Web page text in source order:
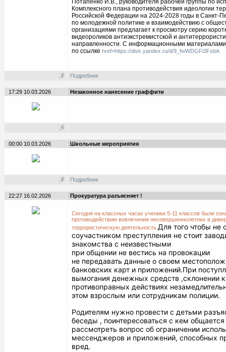
Потапенко И.В., руководителя рабочей группы по
Комплексного плана противодействия идеологии
Российской Федерации на 2024-2028 годы в Санкт-
по молодежной политике и взаимодействию с
организациями предлагает к просмотру серию
видеороликов антиэкстремистской и
направленности. С информационными
по ссылке href=https://disk.yandex.ru/d/9_fwWDGFi3FsbA
Подробнее
17:29 10.03.2026 Незаконное нанесение граффити
00:00 10.03.2026 Школьные мероприятия
Подробнее
22:27 16.02.2026 Прокуратура разъясняет !
Сегодня на классных часах ученики 5-11 классов были
противодействию вовлечения несовершеннолетних в
террористическую деятельность. Для того чтобы не
соучастником преступления не стоит
знакомства с неизвестными
при общении не вестись на провокации
не передавать данные о своем
банковских карт и приложений.При
вымогания денежных средств ,склонении к
противоправных действиях
этом взрослым или сотрудникам полиции.
Родителям нужно провести с детьми
беседы , поинтересоваться с кем
рассмотреть вопрос об ограничении
мессенджеров и приложений, способных
вред.